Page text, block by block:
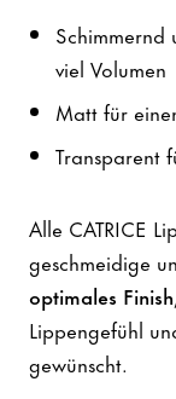
Schimmernd
viel Volumen
Matt für
Transparent
Alle CATRICE
geschmeidige
optimales Finish
Lippengefühl
gewünscht.